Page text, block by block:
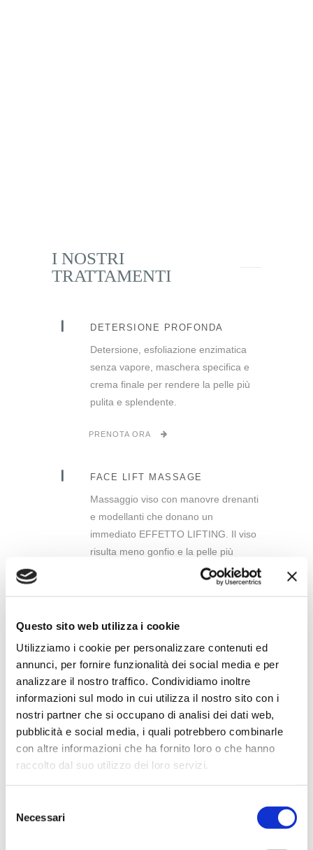
Questo sito web utilizza i cookie
Utilizziamo i cookie per personalizzare contenuti ed
annunci, per fornire funzionalità dei social media e per
analizzare il nostro traffico. Condividiamo inoltre
informazioni sul modo in cui utilizza il nostro sito con i
nostri partner che si occupano di analisi dei dati web,
pubblicità e social media, i quali potrebbero combinarle
con altre informazioni che ha fornito loro o che hanno
raccolto dal suo utilizzo dei loro servizi.
delNecessari
I NOSTRI
TRATTAMENTI
DETERSIONE PROFONDA
Detersione, esfoliazione enzimatica
senza vapore, maschera specifica e
crema finale per rendere la pelle più
pulita e splendente.
PRENOTA ORA
FACE LIFT MASSAGE
Massaggio viso con manovre drenanti
e modellanti che donano un
immediato EFFETTO LIFTING. Il viso
risulta meno gonfio e la pelle più
DERMORIPARATORI INTENSIVI
I trattamenti in fiale: la detersione
profonda, il massaggio con la fiala e
l’applicazione di una maschera in
crema specifica per ogni tipologia di
pelle. (PROPOLI, ELASTINA, ACIDO
JALURONICO)
PRENOTA ORA